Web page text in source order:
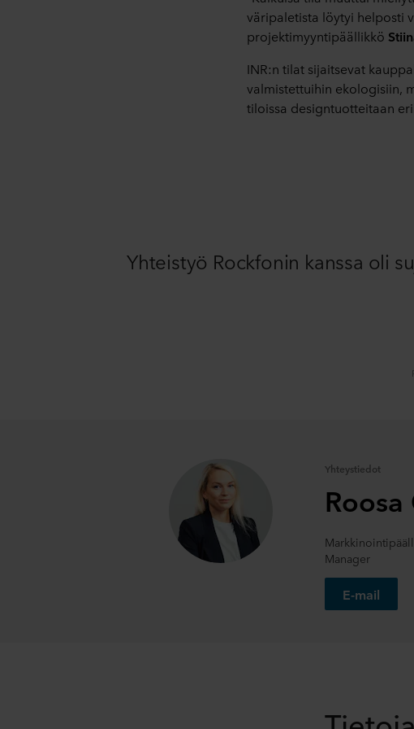
väripaletista löytyi helposti
projektimyyntipäällikkö
INR:n tilat sijaitsevat
valmistettuihin ekologisiin,
tiloissa designtuotteitaan
Yhteistyö Rockfonin kanssa oli
Yhteystiedot
Manager
E-mail